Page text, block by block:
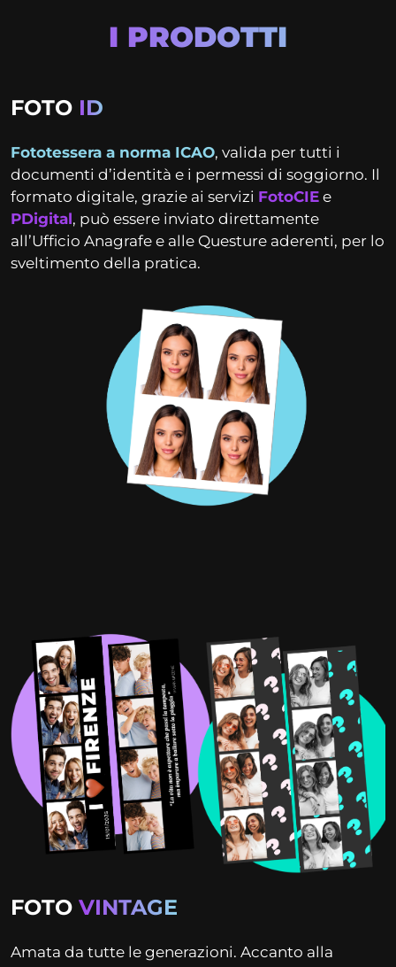
I PRODOTTI
FOTO ID
Fototessera a norma ICAO, valida per tutti i
documenti d’identità e i permessi di soggiorno. Il
formato digitale, grazie ai servizi FotoCIE e
PDigital, può essere inviato direttamente
all’Ufficio Anagrafe e alle Questure aderenti, per lo
sveltimento della pratica.
FOTO VINTAGE
Amata da tutte le generazioni. Accanto alla